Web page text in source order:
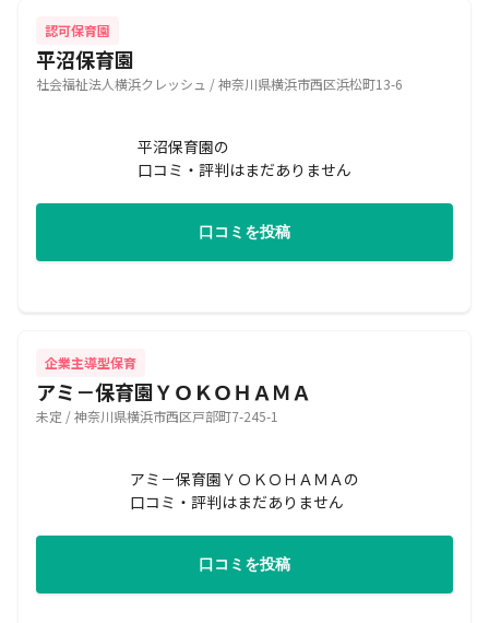
認可保育園
平沼保育園
社会福祉法人横浜クレッシュ / 神奈川県横浜市西区浜松町13-6
平沼保育園の
口コミ・評判はまだありません
口コミを投稿
企業主導型保育
アミ－保育園ＹＯＫＯＨＡＭＡ
未定 / 神奈川県横浜市西区戸部町7-245-1
アミ－保育園ＹＯＫＯＨＡＭＡの
口コミ・評判はまだありません
口コミを投稿